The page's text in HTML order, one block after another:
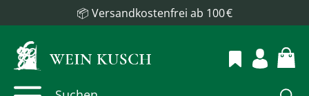
📦 Versandkostenfrei ab 100 €